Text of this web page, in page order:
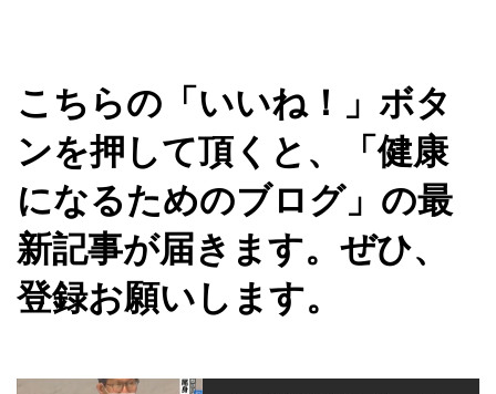
こちらの「いいね！」ボタ
ンを押して頂くと、「健康
になるためのブログ」の最
新記事が届きます。ぜひ、
登録お願いします。